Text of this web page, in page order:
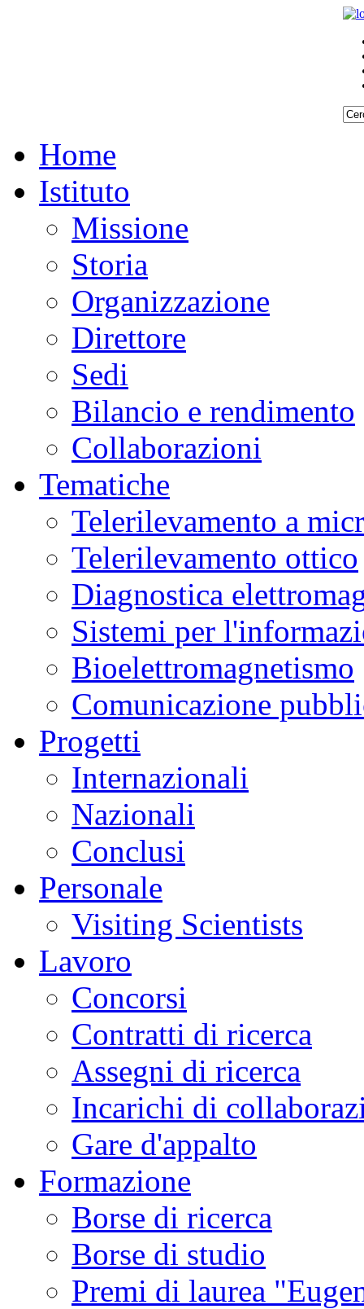
Home
Istituto
Missione
Storia
Organizzazione
Direttore
Sedi
Bilancio e rendimento
Collaborazioni
Tematiche
Telerilevamento a
Telerilevamento ottico
Diagnostica
Sistemi per
Bioelettromagnetismo
Comunicazione
Progetti
Internazionali
Nazionali
Conclusi
Personale
Visiting Scientists
Lavoro
Concorsi
Contratti di ricerca
Assegni di ricerca
Incarichi di
Gare d'appalto
Formazione
Borse di ricerca
Borse di studio
Premi di laurea